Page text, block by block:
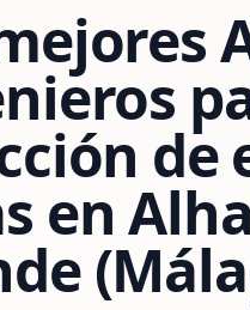
de
en